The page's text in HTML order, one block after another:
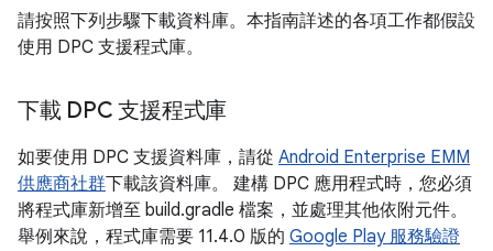
請按照下列步驟下載資料庫。本指南詳述的各項工作都假設
使用 DPC 支援程式庫。
下載 DPC 支援程式庫
如要使用 DPC 支援資料庫，請從 Android Enterprise EMM
供應商社群下載該資料庫。 建構 DPC 應用程式時，您必須
將程式庫新增至 build.gradle 檔案，並處理其他依附元件。
舉例來說，程式庫需要 11.4.0 版的 Google Play 服務驗證